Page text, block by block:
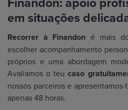
em situações
Recorrer à Finandon é mais
escolher acompanhamento
próprios e uma abordagem
Avaliamos o teu caso
nossos parceiros e
apenas 48 horas.